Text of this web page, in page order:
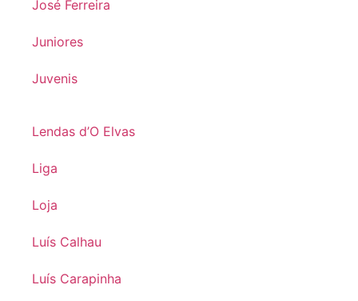
José Ferreira
Juniores
Juvenis
Lendas d’O Elvas
Liga
Loja
Luís Calhau
Luís Carapinha